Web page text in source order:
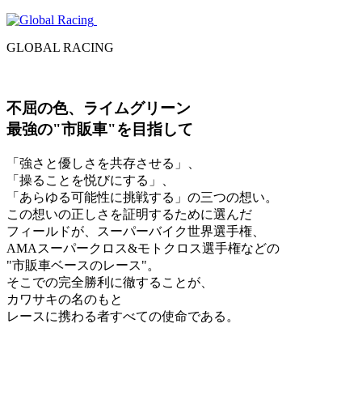
GLOBAL RACING
不屈の色、ライムグリーン
最強の"市販車"を目指して
「強さと優しさを共存させる」、
「操ることを悦びにする」、
「あらゆる可能性に挑戦する」の三つの想い。
この想いの正しさを証明するために選んだ
フィールドが、スーパーバイク世界選手権、
AMAスーパークロス&モトクロス選手権などの
"市販車ベースのレース"。
そこでの完全勝利に徹することが、
カワサキの名のもと
レースに携わる者すべての使命である。